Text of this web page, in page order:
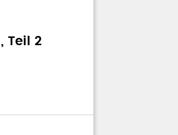
Teil 2